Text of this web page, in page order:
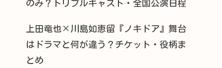
のみ？トリプルキャスト・全国公演日程
上田竜也×川島如恵留『ノキドア』舞台
はドラマと何が違う？チケット・役柄ま
とめ